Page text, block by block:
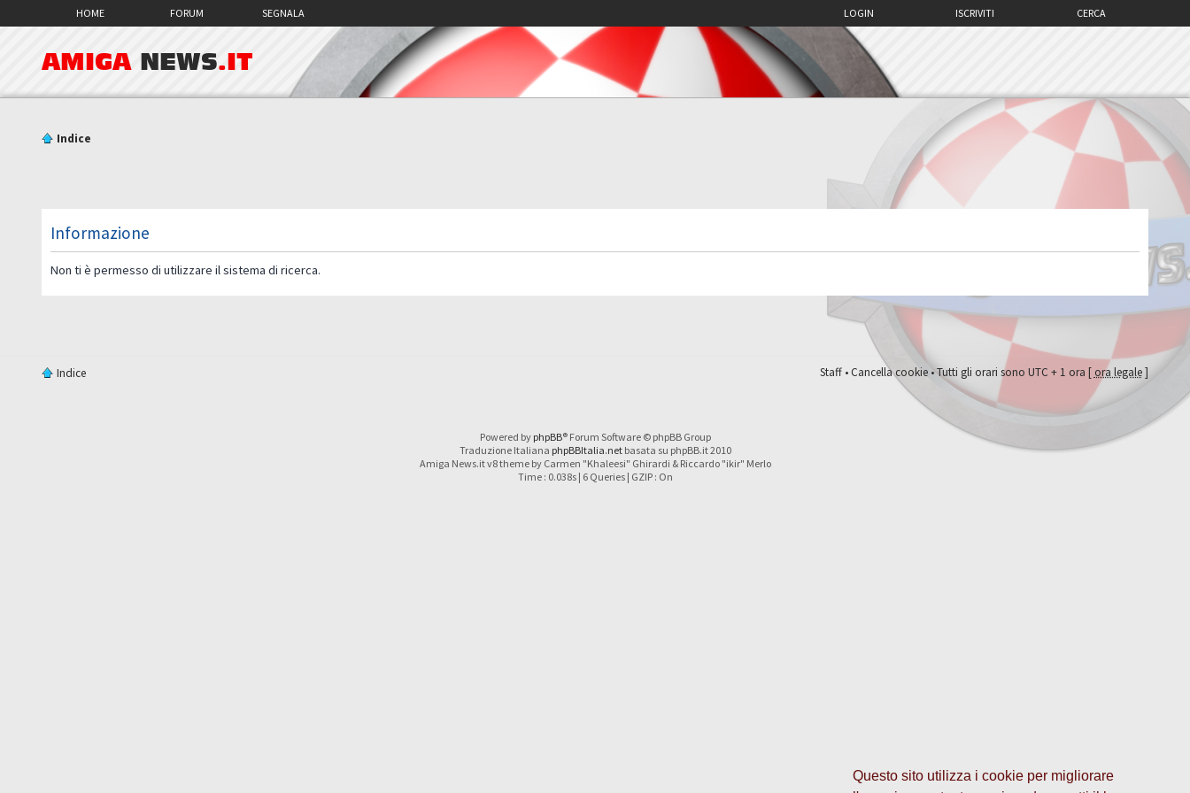
Questo sito utilizza i cookie per migliorare
HOME FORUM SEGNALA CERCA
ISCRIVITI
LOGIN
AMIGA NEWS.IT
Indice
Informazione
Non ti è permesso di utilizzare il sistema di ricerca.
Indice Staff•Cancella cookie• Tutti gli orari sono UTC + 1 ora [ ora legale]
Powered by phpBB® Forum Software © phpBB Group
Traduzione Italiana phpBBItalia.netbasata su phpBB.it 2010
Amiga News.it v8 theme by Carmen "Khaleesi" Ghirardi & Riccardo "ikir" Merlo
Time : 0.038s | 6 Queries | GZIP : On